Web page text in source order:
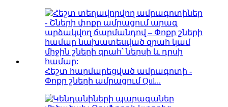
Հեշտ հարմարեցված ամրագոտի -
Փոքր շների ամրացում Qui...